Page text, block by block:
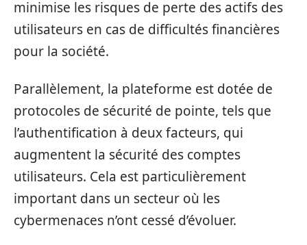
minimise les risques de perte des actifs des
utilisateurs en cas de difficultés financières
pour la société.
Parallèlement, la plateforme est dotée de
protocoles de sécurité de pointe, tels que
l’authentification à deux facteurs, qui
augmentent la sécurité des comptes
utilisateurs. Cela est particulièrement
important dans un secteur où les
cybermenaces n’ont cessé d’évoluer.